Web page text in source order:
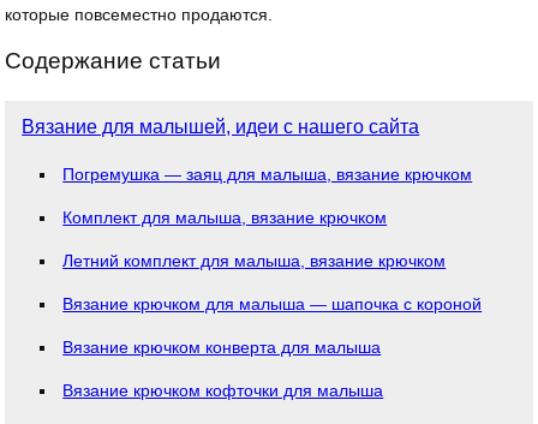
которые повсеместно продаются.
Содержание статьи
Вязание для малышей, идеи с нашего сайта
Погремушка — заяц для малыша, вязание крючком
Комплект для малыша, вязание крючком
Летний комплект для малыша, вязание крючком
Вязание крючком для малыша — шапочка с короной
Вязание крючком конверта для малыша
Вязание крючком кофточки для малыша